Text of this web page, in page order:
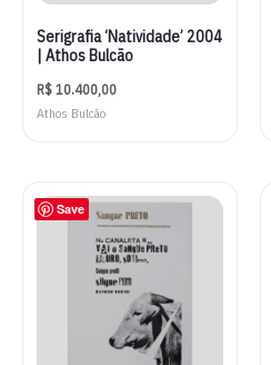
Serigrafia ‘Natividade’ 2004
| Athos Bulcão
R$10.400,00
Athos Bulcão
Save